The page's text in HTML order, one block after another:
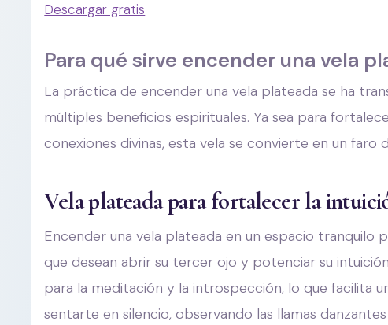
Descargar gratis
Para qué sirve encender una vela
La práctica de encender una vela plateada se ha
múltiples beneficios espirituales. Ya sea para
conexiones divinas, esta vela se convierte en un
Vela plateada para fortalecer la
Encender una vela plateada en un espacio tranquilo
que desean abrir su tercer ojo y potenciar su
para la meditación y la introspección, lo que facilita
sentarte en silencio, observando las llamas